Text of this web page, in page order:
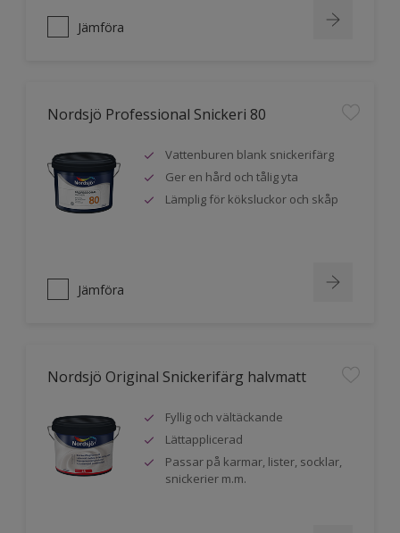
Jämföra
Nordsjö Professional Snickeri 80
Vattenburen blank snickerifärg
Ger en hård och tålig yta
Lämplig för köksluckor och skåp
Jämföra
Nordsjö Original Snickerifärg halvmatt
Fyllig och vältäckande
Lättapplicerad
Passar på karmar, lister, socklar,
snickerier m.m.